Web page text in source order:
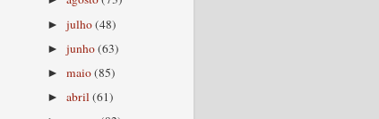
►julho(48)
►junho(63)
►maio(85)
►abril(61)